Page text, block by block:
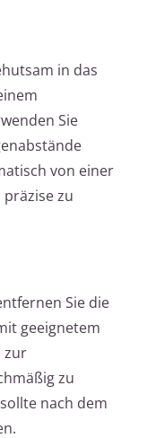
in das
Sie
von einer
präzise zu
Sie die
geeignetem
zur
zu
nach dem